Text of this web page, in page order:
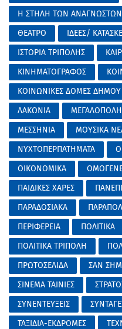
Η ΣΤΗΛΗ ΤΩΝ ΑΝΑΓΝΩΣΤΩΝ
ΘΕΑΤΡΟ
ΙΔΕΕΣ/
ΙΣΤΟΡΙΑ ΤΡΙΠΟΛΗΣ
ΚΙΝΗΜΑΤΟΓΡΑΦΟΣ
ΚΟΙΝΩΝΙΚΕΣ ΔΟΜΕΣ ΔΗΜΟΥ
ΛΑΚΩΝΙΑ
ΜΕΓΑΛΟΠΟΛΗ
ΜΕΣΣΗΝΙΑ
ΜΟΥΣΙΚΑ
ΝΥΧΤΟΠΕΡΠΑΤΗΜΑΤΑ
ΟΙΚΟΝΟΜΙΚΑ
ΠΑΙΔΙΚΕΣ ΧΑΡΕΣ
ΠΑΡΑΔΟΣΙΑΚΑ
ΠΕΡΙΦΕΡΕΙΑ
ΠΟΛΙΤΙΚΑ
ΠΟΛΙΤΙΚΑ ΤΡΙΠΟΛΗ
ΠΡΩΤΟΣΕΛΙΔΑ
ΣΑΝ
ΣΙΝΕΜΑ ΤΑΙΝΙΕΣ
ΣΥΝΕΝΤΕΥΞΕΙΣ
ΤΑΞΙΔΙΑ-ΕΚΔΡΟΜΕΣ